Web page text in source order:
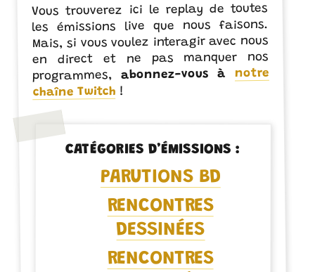
Vous trouverez ici le replay de toutes
les émissions live que nous faisons.
Mais, si vous voulez interagir avec nous
en direct et ne pas manquer nos
programmes,abonnez-vous ànotre
chaîne Twitch !
CATÉGORIES D’ÉMISSIONS :
PARUTIONS BD
RENCONTRES
DESSINÉES
RENCONTRES